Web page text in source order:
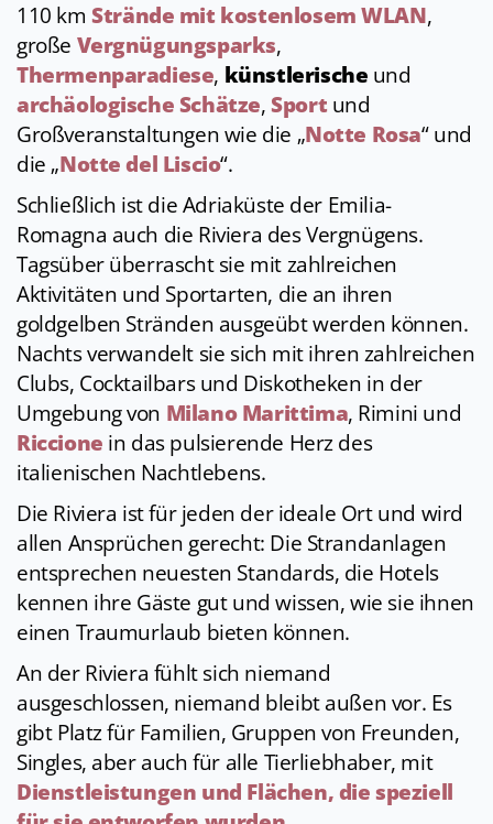
110 kmStrände mit kostenlosem WLAN,
große Vergnügungsparks,
Thermenparadiese, künstlerische und
archäologische Schätze,Sportund
Großveranstaltungen wie die „Notte Rosa“ und
die „Notte del Liscio“.
Schließlich ist die Adriaküste der Emilia-
Romagna auch die Riviera des Vergnügens.
Tagsüber überrascht sie mit zahlreichen
Aktivitäten und Sportarten, die an ihren
goldgelben Stränden ausgeübt werden können.
Nachts verwandelt sie sich mit ihren zahlreichen
Clubs, Cocktailbars und Diskotheken in der
Umgebung von Milano Marittima, Rimini und
Riccione in das pulsierende Herz des
italienischen Nachtlebens.
Die Riviera ist für jeden der ideale Ort und wird
allen Ansprüchen gerecht: Die Strandanlagen
entsprechen neuesten Standards, die Hotels
kennen ihre Gäste gut und wissen, wie sie ihnen
einen Traumurlaub bieten können.
An der Riviera fühlt sich niemand
ausgeschlossen, niemand bleibt außen vor. Es
gibt Platz für Familien, Gruppen von Freunden,
Singles, aber auch für alle Tierliebhaber, mit
Dienstleistungen und Flächen, die speziell